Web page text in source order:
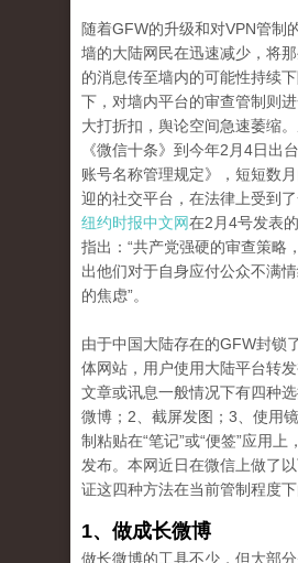
随着GFW的升级和对VPN管制
墙的大陆网民在迅速减少，将
的消息传至墙内的可能性持续
下，对墙内平台的审查管制则
大打折扣，舆论空间急速萎缩
《微信十条》到今年2月4日出
账号名称管理规定》，短短数
迎的社交平台，在法律上受到了
纽约时报中文网在2月4号发表
指出：“共产党强硬的审查策略
出他们对于自身应付公众不满
的焦虑”。
由于中国大陆存在的GFW封锁
体网站，用户使用大陆平台转
文章或讯息一般情况下有四种
微博；2、截屏发图；3、使用
制粘贴在“笔记”或“便签”应用上
发布。本网近日在微信上做了
证这四种方法在当前管制程度下
1、做成长微博
做长微博的工具不少，但大部分